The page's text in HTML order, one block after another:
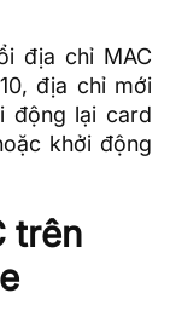
địa chỉ MAC
địa chỉ mới
động lại card
khởi động
trên